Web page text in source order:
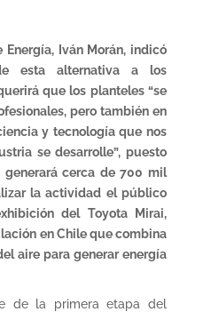
Energía, Iván Morán, indicó
esta alternativa a los
que los planteles “se
pero también en
y tecnología que nos
se desarrolle”, puesto
cerca de 700 mil
la actividad el público
del Toyota Mirai,
en Chile que combina
aire para generar energía
de la primera etapa del